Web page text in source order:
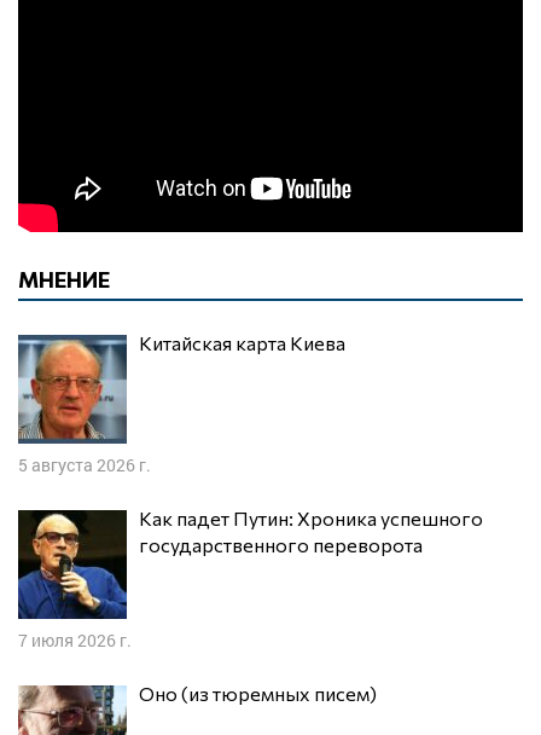
МНЕНИЕ
Китайская карта Киева
5 августа 2026 г.
Как падет Путин: Хроника успешного
государственного переворота
7 июля 2026 г.
Оно (из тюремных писем)